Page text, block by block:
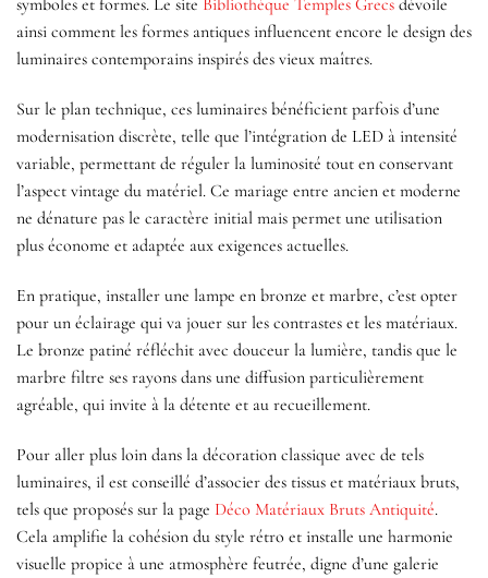
symboles et formes. Le site Bibliothèque Temples Grecs dévoile
ainsi comment les formes antiques influencent encore le design des
luminaires contemporains inspirés des vieux maîtres.
Sur le plan technique, ces luminaires bénéficient parfois d’une
modernisation discrète, telle que l’intégration de LED à intensité
variable, permettant de réguler la luminosité tout en conservant
l’aspect vintage du matériel. Ce mariage entre ancien et moderne
ne dénature pas le caractère initial mais permet une utilisation
plus économe et adaptée aux exigences actuelles.
En pratique, installer une lampe en bronze et marbre, c’est opter
pour un éclairage qui va jouer sur les contrastes et les matériaux.
Le bronze patiné réfléchit avec douceur la lumière, tandis que le
marbre filtre ses rayons dans une diffusion particulièrement
agréable, qui invite à la détente et au recueillement.
Pour aller plus loin dans la décoration classique avec de tels
luminaires, il est conseillé d’associer des tissus et matériaux bruts,
tels que proposés sur la page Déco Matériaux Bruts Antiquité.
Cela amplifie la cohésion du style rétro et installe une harmonie
visuelle propice à une atmosphère feutrée, digne d’une galerie